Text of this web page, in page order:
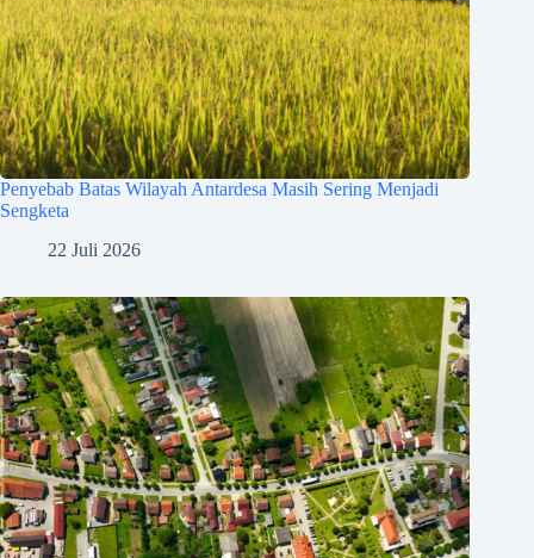
Penyebab Batas Wilayah Antardesa Masih Sering Menjadi
Sengketa
22 Juli 2026